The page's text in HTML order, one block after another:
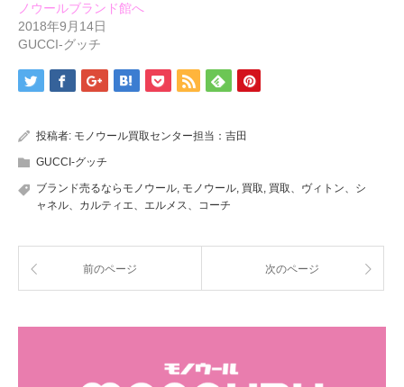
ノウールブランド館へ
2018年9月14日
GUCCI-グッチ
投稿者: モノウール買取センター担当：吉田
GUCCI-グッチ
ブランド売るならモノウール モノウール 買取 買取、ヴィトン、シ
ャネル、カルティエ、エルメス、コーチ
前のページ 次のページ